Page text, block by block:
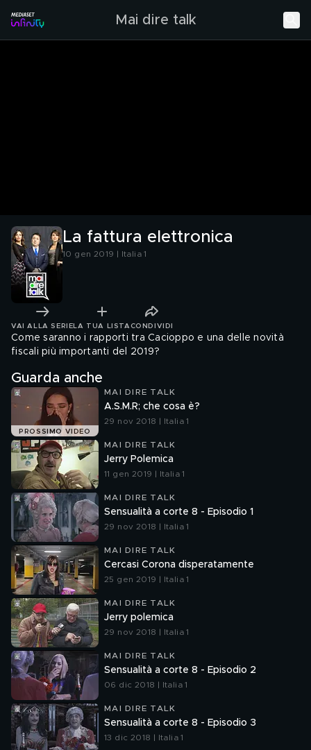
Mai dire talk
La fattura elettronica
10 gen 2019 | Italia 1
VAI ALLA SERIE LA TUA LISTA CONDIVIDI
Come saranno i rapporti tra Cacioppo e una delle novità
fiscali più importanti del 2019?
Guarda anche
PROSSIMO VIDEO
MAI DIRE TALK
A.S.M.R; che cosa è?
29 nov 2018 | Italia 1
MAI DIRE TALK
Jerry Polemica
11 gen 2019 | Italia 1
MAI DIRE TALK
Sensualità a corte 8 - Episodio 1
29 nov 2018 | Italia 1
MAI DIRE TALK
Cercasi Corona disperatamente
25 gen 2019 | Italia 1
MAI DIRE TALK
Jerry polemica
29 nov 2018 | Italia 1
MAI DIRE TALK
Sensualità a corte 8 - Episodio 2
06 dic 2018 | Italia 1
MAI DIRE TALK
Sensualità a corte 8 - Episodio 3
13 dic 2018 | Italia 1